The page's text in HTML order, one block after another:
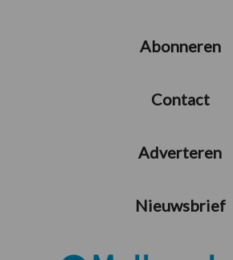
Abonneren
Contact
Adverteren
Nieuwsbrief